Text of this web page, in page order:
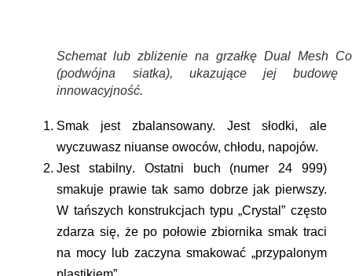
Schemat lub zbliżenie na grzałkę Dual Mesh
(podwójna siatka), ukazujące jej budowę
innowacyjność.
Smak jest zbalansowany. Jest słodki, ale
wyczuwasz niuanse owoców, chłodu, napojów.
Jeststabilny. Ostatni buch (numer 24 999)
smakuje prawie tak samo dobrze jak pierwszy.
W tańszych konstrukcjach typu „Crystal” często
zdarza się, że po połowie zbiornika smak traci
na mocy lub zaczyna smakować „przypalonym